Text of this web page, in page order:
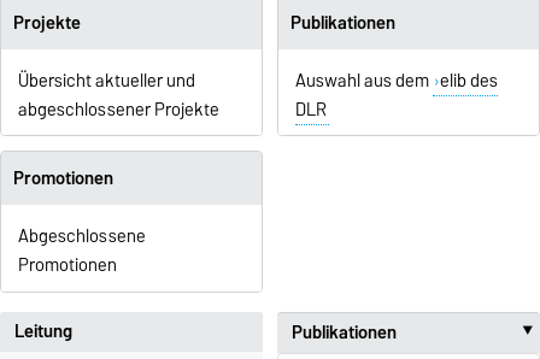
Projekte
Übersicht aktueller und
abgeschlossener Projekte
Publikationen
Auswahl aus dem elib des
DLR
Promotionen
Abgeschlossene
Promotionen
Leitung Publikationen